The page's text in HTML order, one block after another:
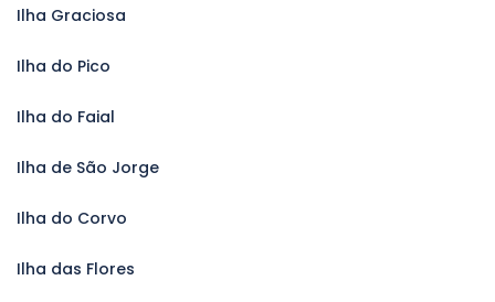
Ilha Graciosa
Ilha do Pico
Ilha do Faial
Ilha de São Jorge
Ilha do Corvo
Ilha das Flores